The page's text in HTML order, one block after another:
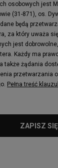
osobowych jest
(31-871), os.
będą
za który uważa
jest
Każdy ma
także żądania
przetwarzania
Pełna treść